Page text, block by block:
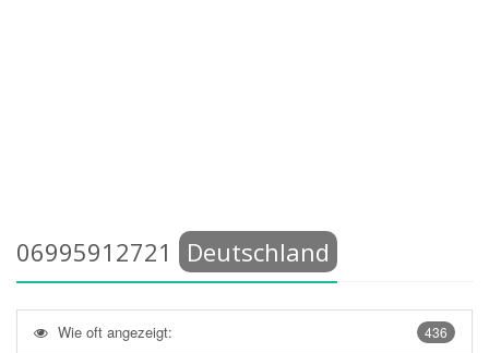
06995912721 Deutschland
436
Wie oft angezeigt: